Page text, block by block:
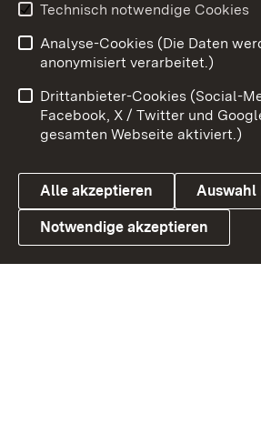
Link zum Landesportal
Impressum
Kontakt
Barrierefreiheit
Cookies
Technisch notwendige Cookies
Analyse-Cookies (Die Daten
anonymisiert verarbeitet.)
Drittanbieter-Cookies (Social-
Facebook, X / Twitter und
gesamten Webseite aktiviert.)
Alle akzeptieren Auswahl
Notwendige akzeptieren